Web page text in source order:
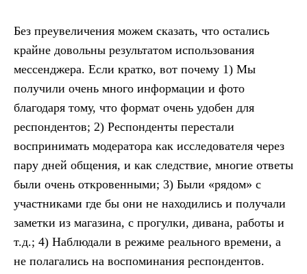
Без преувеличения можем сказать, что остались
крайне довольны результатом использования
мессенджера. Если кратко, вот почему 1) Мы
получили очень много информации и фото
благодаря тому, что формат очень удобен для
респондентов; 2) Респонденты перестали
воспринимать модератора как исследователя через
пару дней общения, и как следствие, многие ответы
были очень откровенными; 3) Были «рядом» с
участниками где бы они не находились и получали
заметки из магазина, с прогулки, дивана, работы и
т.д.; 4) Наблюдали в режиме реального времени, а
не полагались на воспоминания респондентов.